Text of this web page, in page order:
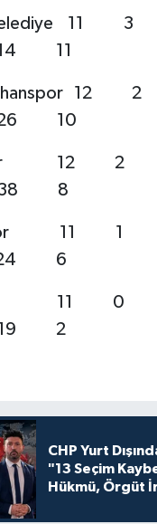
Belediye
11
10
Esspor
8
36 Spor
6
2
CHP Yurt
"13 Seçim
Hükmü, Örgüt